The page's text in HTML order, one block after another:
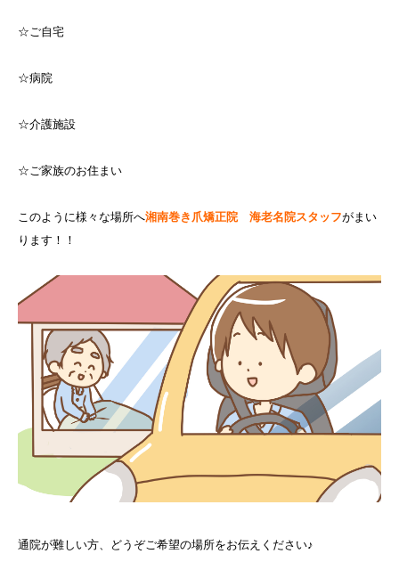
☆ご自宅
☆病院
☆介護施設
☆ご家族のお住まい
このように様々な場所へ湘南巻き爪矯正院 海老名院スタッフがまい
ります！！
通院が難しい方、どうぞご希望の場所をお伝えください♪